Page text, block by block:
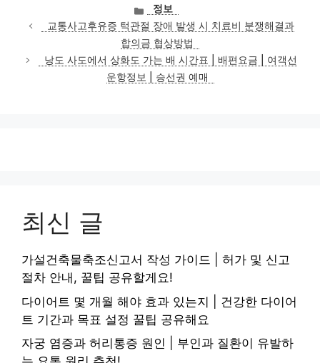
카
테
고
리
정보
교통사고후유증 턱관절 장애 발생 시 치료비 분쟁해결과
합의금 협상방법
낭도 사도에서 상화도 가는 배 시간표 | 배편요금 | 여객선
운항정보 | 승선권 예매
최신 글
가설건축물축조신고서 작성 가이드 | 허가 및 신고
절차 안내, 꿀팁 공유할게요!
다이어트 몇 개월 해야 효과 있는지 | 건강한 다이어
트 기간과 목표 설정 꿀팁 공유해요
자궁 염증과 허리통증 원인 | 부인과 질환이 유발하